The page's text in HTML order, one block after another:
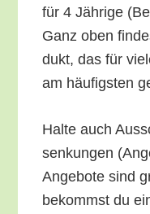
für 4 Jäh­ri­ge
Ganz oben
dukt, das für
am häu­figs­ten
Hal­te auch
sen­kun­gen
Ange­bo­te sind
bekommst du